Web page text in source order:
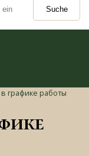
Suche
графике работы